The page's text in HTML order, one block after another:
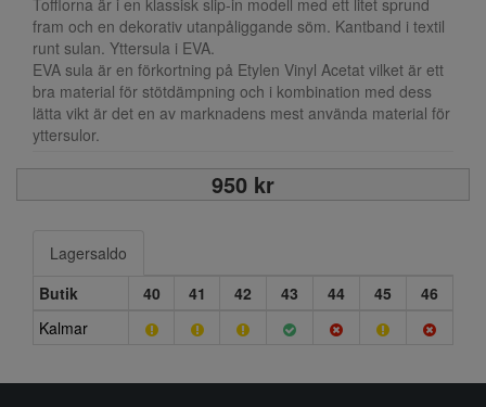
Tofflorna är i en klassisk slip-in modell med ett litet sprund
fram och en dekorativ utanpåliggande söm. Kantband i textil
runt sulan. Yttersula i EVA.
EVA sula är en förkortning på Etylen Vinyl Acetat vilket är ett
bra material för stötdämpning och i kombination med dess
lätta vikt är det en av marknadens mest använda material för
yttersulor.
950 kr
Lagersaldo
Butik
40 41 42 43 44 45
46
Kalmar